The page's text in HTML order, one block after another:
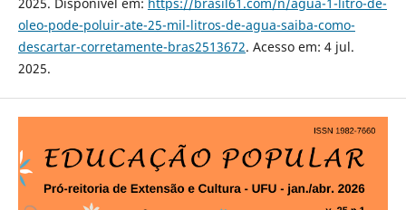
oleo-pode-poluir-ate-25-mil-litros-de-agua-saiba-como-
descartar-corretamente-bras2513672. Acesso em: 4 jul.
2025.